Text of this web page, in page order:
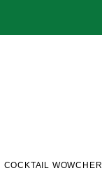
COCKTAIL WOWCHER